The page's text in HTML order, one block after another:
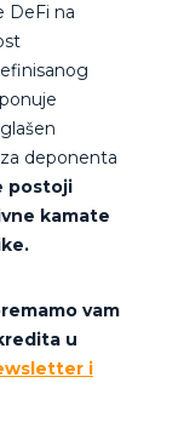
DeFi na
deponenta
postoji
kamate
vam
u
i